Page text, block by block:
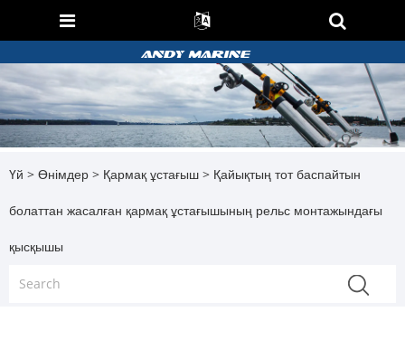
Үй > Өнімдер > Қармақ ұстағыш > Қайықтың тот баспайтын
болаттан жасалған қармақ ұстағышының рельс монтажындағы
қысқышы